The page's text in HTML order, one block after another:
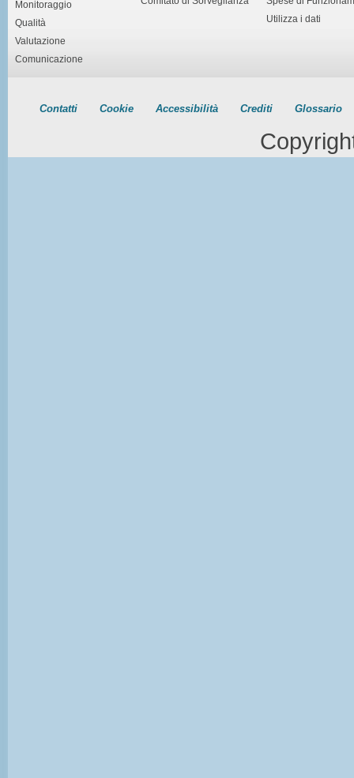
Monitoraggio
Qualità
Valutazione
Comunicazione
Utilizza i dati
Contatti Cookie Accessibilità Crediti Glossario